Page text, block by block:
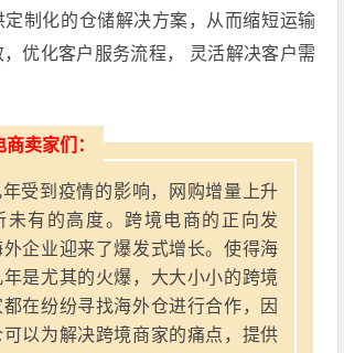
制化的仓储解决方案，从而缩短运输
优化客户服务流程， 灵活解决客户需
卖家们：
受到疫情的影响，网购增量上升
未有的高度。跨境电商的正向发
外企业迎来了爆发式增长。使得海
是尤其的火爆，大大小小的跨境
都在纷纷寻找海外仓进行合作，因
可以为解决跨境商家的痛点，提供